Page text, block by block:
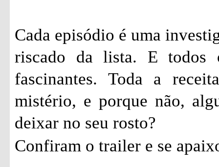
Cada episódio é uma
riscado da lista. E todos
fascinantes. Toda a
mistério, e porque não,
deixar no seu rosto?
Confiram o trailer e se